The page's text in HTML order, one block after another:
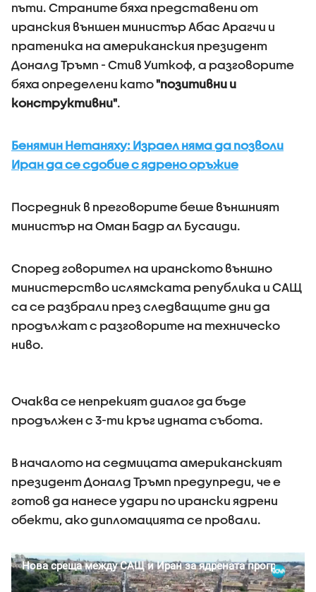
пъти. Страните бяха представени от
иранския външен министър Абас Арагчи и
пратеника на американския президент
Доналд Тръмп - Стив Уиткоф, а разговорите
бяха определени като"позитивни и
конструктивни".
Бенямин Нетаняху: Израел няма да позволи
Иран да се сдобие с ядрено оръжие
Посредник в преговорите беше външният
министър на Оман Бадр ал Бусаиди.
Според говорител на иранското външно
министерство ислямската република и САЩ
са се разбрали през следващите дни да
продължат с разговорите на техническо
ниво.
Очаква се непрекият диалог да бъде
продължен с 3-ти кръг идната събота.
В началото на седмицата американският
президент Доналд Тръмп предупреди, че е
готов да нанесе удари по ирански ядрени
обекти, ако дипломацията се провали.